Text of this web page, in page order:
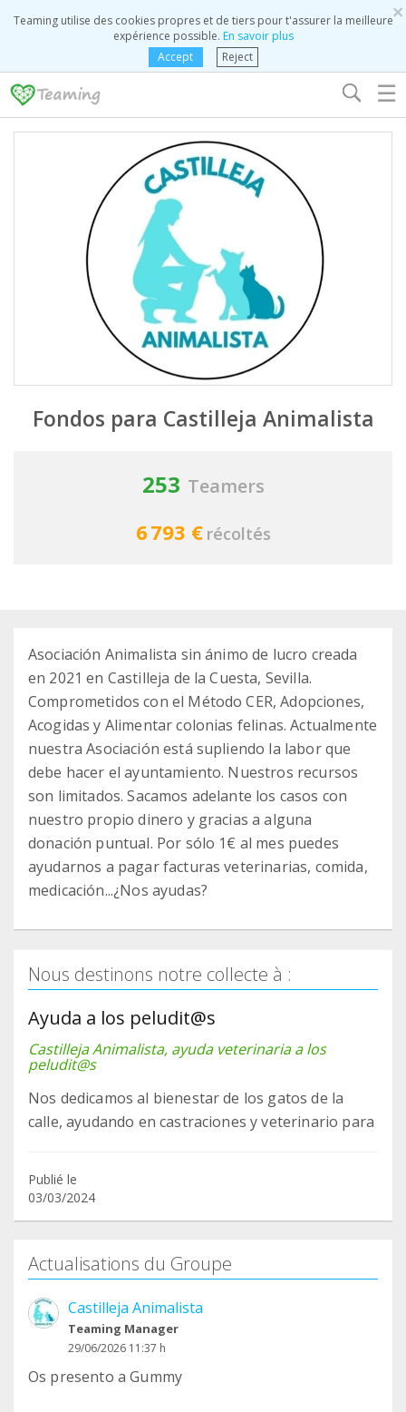
×
Teaming utilise des cookies propres et de tiers pour t'assurer la meilleure
expérience possible. En savoir plus
Accept
Reject
☰
Fondos para Castilleja Animalista
253 Teamers
6 793 € récoltés
Asociación Animalista sin ánimo de lucro creada
en 2021 en Castilleja de la Cuesta, Sevilla.
Comprometidos con el Método CER, Adopciones,
Acogidas y Alimentar colonias felinas. Actualmente
nuestra Asociación está supliendo la labor que
debe hacer el ayuntamiento. Nuestros recursos
son limitados. Sacamos adelante los casos con
nuestro propio dinero y gracias a alguna
donación puntual. Por sólo 1€ al mes puedes
ayudarnos a pagar facturas veterinarias, comida,
medicación...¿Nos ayudas?
Nous destinons notre collecte à :
Ayuda a los peludit@s
Castilleja Animalista, ayuda veterinaria a los
peludit@s
Nos dedicamos al bienestar de los gatos de la
calle, ayudando en castraciones y veterinario para
Publié le
03/03/2024
Actualisations du Groupe
Castilleja Animalista
Teaming Manager
29/06/2026 11:37 h
Os presento a Gummy